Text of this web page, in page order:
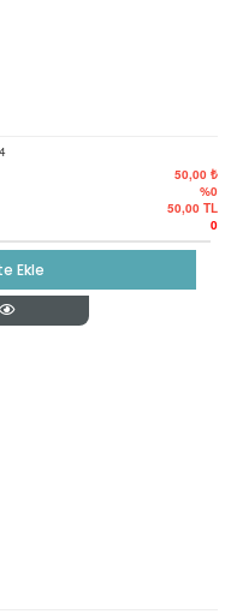
50,00 ₺
%0
50,00 TL
0
Ekle